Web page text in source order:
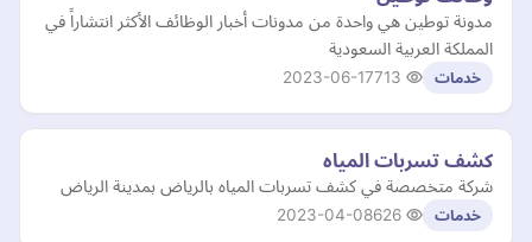
مدونة توطين هي واحدة من مدونات أخبار الوظائف الأكثر انتشاراً في
المملكة العربية السعودية
خدمات 2023-06-17
كشف تسربات المياه
شركة متخصصة في كشف تسربات المياه بالرياض بمدينة الرياض
خدمات 2023-04-08